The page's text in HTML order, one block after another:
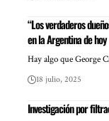
“Los verdaderos
en la Argentina de hoy
Hay algo que George
18 julio, 2025
Investigación por